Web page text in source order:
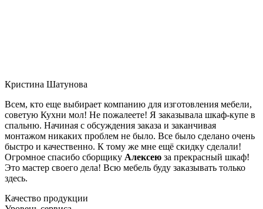
Кристина Шатунова
Всем, кто еще выбирает компанию для изготовления мебели,
советую Кухни мол! Не пожалеете! Я заказывала шкаф-купе в
спальню. Начиная с обсуждения заказа и заканчивая
монтажом никаких проблем не было. Все было сделано очень
быстро и качественно. К тому же мне ещё скидку сделали!
Огромное спасибо сборщику Алексею за прекрасный шкаф!
Это мастер своего дела! Всю мебель буду заказывать только
здесь.
Качество продукции